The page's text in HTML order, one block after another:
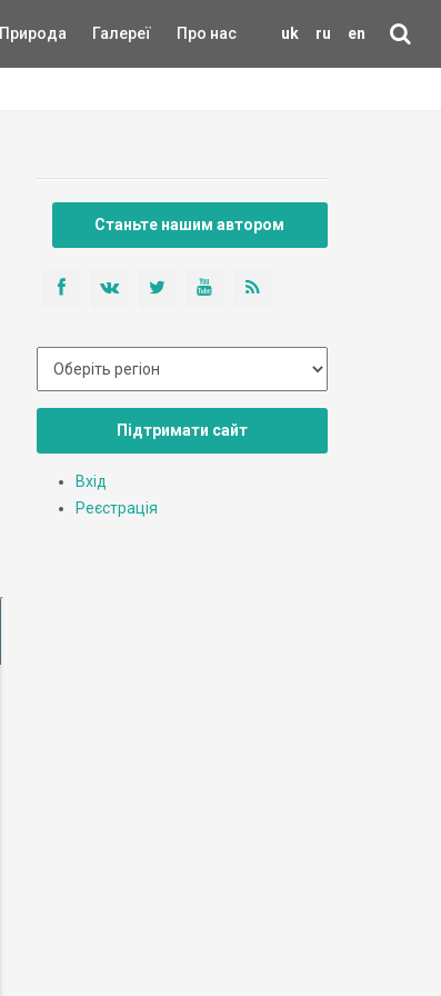
uk ru en
Природа Галереї Про нас
Станьте нашим автором
Підтримати сайт
Вхід
Реєстрація